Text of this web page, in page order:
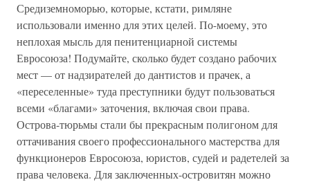
Средиземноморью, которые, кстати, римляне
использовали именно для этих целей. По-моему, это
неплохая мысль для пенитенциарной системы
Евросоюза! Подумайте, сколько будет создано рабочих
мест — от надзирателей до дантистов и прачек, а
«переселенные» туда преступники будут пользоваться
всеми «благами» заточения, включая свои права.
Острова-тюрьмы стали бы прекрасным полигоном для
оттачивания своего профессионального мастерства для
функционеров Евросоюза, юристов, судей и радетелей за
права человека. Для заключенных-островитян можно